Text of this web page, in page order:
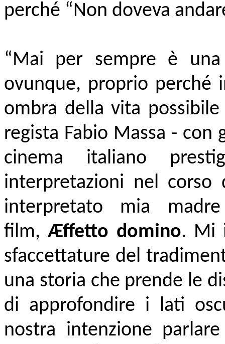
perché “Non doveva
“Mai per sempre è
ovunque, proprio perché
ombra della vita
regista Fabio Massa -
cinema italiano
interpretazioni nel corso
interpretato mia
film,Æffetto domino. Mi
sfaccettature del
una storia che prende le
di approfondire i lati
nostra intenzione